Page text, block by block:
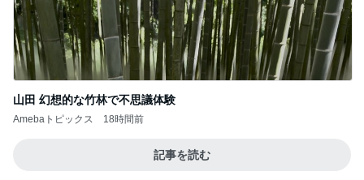
山田 幻想的な竹林で不思議体験
Amebaトピックス 18時間前
記事を読む